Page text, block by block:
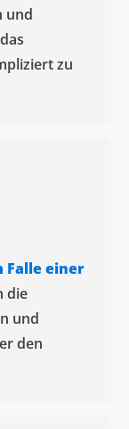
und
zu
Falle einer
die
und
den